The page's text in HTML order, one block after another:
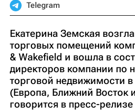
Telegram
Екатерина Земская
торговых помещений
& Wakefield и вошла в
директоров компании по
торговой недвижимости в
(Европа, Ближний Восток
говорится в пресс-